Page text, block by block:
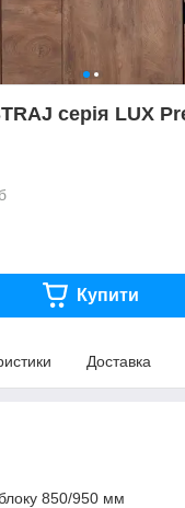
серія LUX
Купити
Доставка
850/950 мм